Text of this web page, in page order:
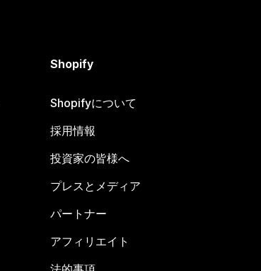
Shopify
Shopifyについて
採用情報
投資家の皆様へ
プレスとメディア
パートナー
アフィリエイト